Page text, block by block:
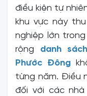
điều kiện tự
khu vực này
nghiệp lớn
rộng danh
Phước Đông
từng năm. Điều
đối với các